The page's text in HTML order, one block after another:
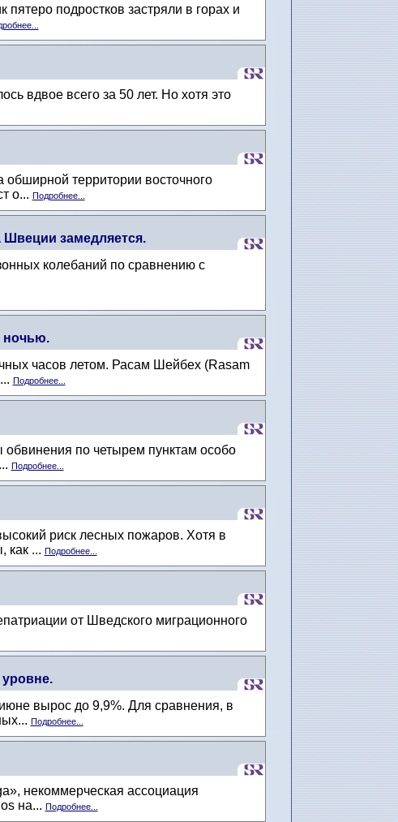
подростков застряли в горах и
вдвое всего за 50 лет. Но хотя это
территории восточного
о... Подробнее...
замедляется.
колебаний по сравнению с
ночью.
часов летом. Расам Шейбех (Rasam
Подробнее...
по четырем пунктам особо
Подробнее...
риск лесных пожаров. Хотя в
как ... Подробнее...
от Шведского миграционного
вырос до 9,9%. Для сравнения, в
Подробнее...
некоммерческая ассоциация
на... Подробнее...